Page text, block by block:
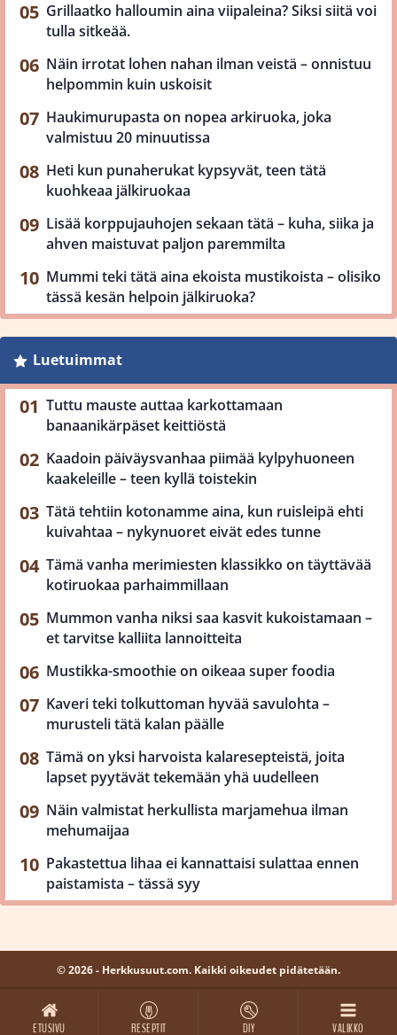
ETUSIVU RESEPTIT DIY VALIKKO
Grillaatko halloumin aina viipaleina? Siksi siitä voi
tulla sitkeää.
Näin irrotat lohen nahan ilman veistä – onnistuu
helpommin kuin uskoisit
Haukimurupasta on nopea arkiruoka, joka
valmistuu 20 minuutissa
Heti kun punaherukat kypsyvät, teen tätä
kuohkeaa jälkiruokaa
Lisää korppujauhojen sekaan tätä – kuha, siika ja
ahven maistuvat paljon paremmilta
Mummi teki tätä aina ekoista mustikoista – olisiko
tässä kesän helpoin jälkiruoka?
Luetuimmat
Tuttu mauste auttaa karkottamaan
banaanikärpäset keittiöstä
Kaadoin päiväysvanhaa piimää kylpyhuoneen
kaakeleille – teen kyllä toistekin
Tätä tehtiin kotonamme aina, kun ruisleipä ehti
kuivahtaa – nykynuoret eivät edes tunne
Tämä vanha merimiesten klassikko on täyttävää
kotiruokaa parhaimmillaan
Mummon vanha niksi saa kasvit kukoistamaan –
et tarvitse kalliita lannoitteita
Mustikka-smoothie on oikeaa super foodia
Kaveri teki tolkuttoman hyvää savulohta –
murusteli tätä kalan päälle
Tämä on yksi harvoista kalaresepteistä, joita
lapset pyytävät tekemään yhä uudelleen
Näin valmistat herkullista marjamehua ilman
mehumaijaa
Pakastettua lihaa ei kannattaisi sulattaa ennen
paistamista – tässä syy
© 2026 - Herkkusuut.com. Kaikki oikeudet pidätetään.